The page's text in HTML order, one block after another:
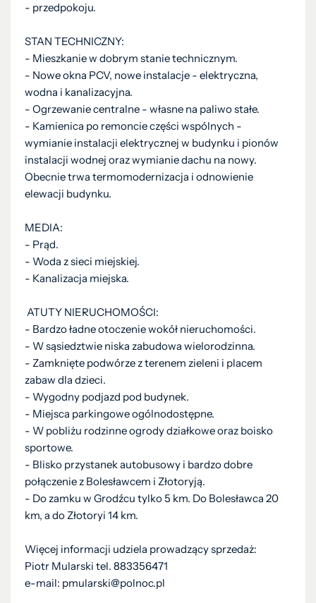
- przedpokoju.
STAN TECHNICZNY:
- Mieszkanie w dobrym stanie technicznym.
- Nowe okna PCV, nowe instalacje - elektryczna,
wodna i kanalizacyjna.
- Ogrzewanie centralne - własne na paliwo stałe.
- Kamienica po remoncie części wspólnych -
wymianie instalacji elektrycznej w budynku i pionów
instalacji wodnej oraz wymianie dachu na nowy.
Obecnie trwa termomodernizacja i odnowienie
elewacji budynku.
MEDIA:
- Prąd.
- Woda z sieci miejskiej.
- Kanalizacja miejska.
ATUTY NIERUCHOMOŚCI:
- Bardzo ładne otoczenie wokół nieruchomości.
- W sąsiedztwie niska zabudowa wielorodzinna.
- Zamknięte podwórze z terenem zieleni i placem
zabaw dla dzieci.
- Wygodny podjazd pod budynek.
- Miejsca parkingowe ogólnodostępne.
- W pobliżu rodzinne ogrody działkowe oraz boisko
sportowe.
- Blisko przystanek autobusowy i bardzo dobre
połączenie z Bolesławcem i Złotoryją.
- Do zamku w Grodźcu tylko 5 km. Do Bolesławca 20
km, a do Złotoryi 14 km.
Więcej informacji udziela prowadzący sprzedaż:
Piotr Mularski tel. 883356471
e-mail: pmularski@polnoc.pl